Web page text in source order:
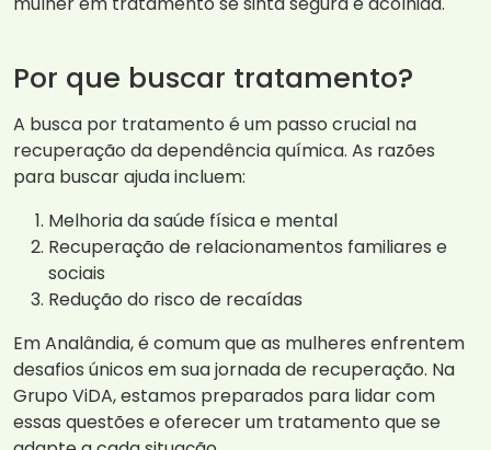
Por que buscar tratamento?
A busca por tratamento é um passo crucial na
recuperação da dependência química. As razões
para buscar ajuda incluem:
Melhoria da saúde física e mental
Recuperação de relacionamentos familiares e
sociais
Redução do risco de recaídas
Em Analândia, é comum que as mulheres enfrentem
desafios únicos em sua jornada de recuperação. Na
Grupo ViDA, estamos preparados para lidar com
essas questões e oferecer um tratamento que se